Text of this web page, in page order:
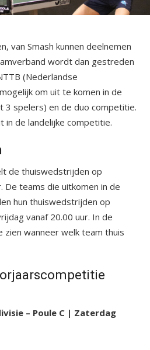
van Smash kunnen deelnemen
wordt dan gestreden
(Nederlandse
om uit te komen in de
3 spelers) en de duo competitie.
de landelijke competitie.
de thuiswedstrijden op
De teams die uitkomen in de
hun thuiswedstrijden op
vanaf 20.00 uur. In de
zien wanneer welk team thuis
– Poule C | Zaterdag